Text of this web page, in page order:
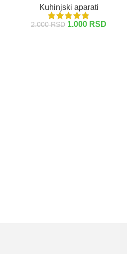
Kuhinjski aparati
2.000RSD 1.000 RSD